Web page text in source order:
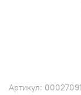
Артикул: 00027091